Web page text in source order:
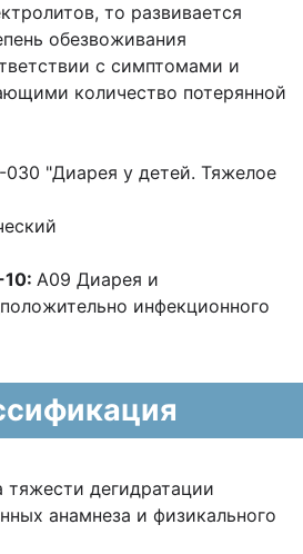
то развивается
обезвоживания
с симптомами и
количество потерянной
030 "Диарея у детей. Тяжелое
А09 Диарея и
инфекционного
тяжести дегидратации
анамнеза и физикального